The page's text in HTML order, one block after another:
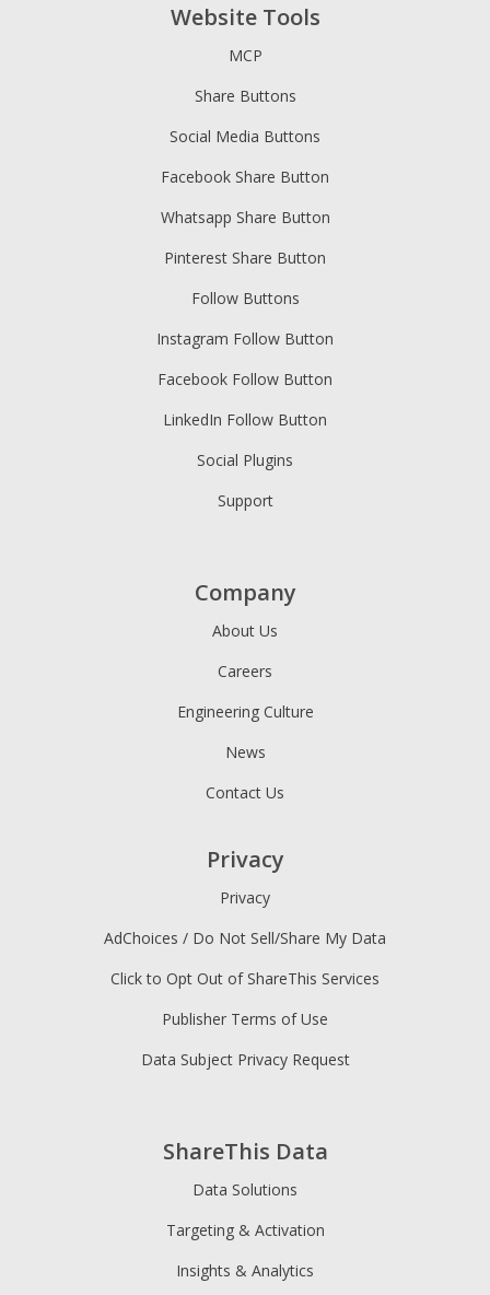
Website Tools
MCP
Share Buttons
Social Media Buttons
Facebook Share Button
Whatsapp Share Button
Pinterest Share Button
Follow Buttons
Instagram Follow Button
Facebook Follow Button
LinkedIn Follow Button
Social Plugins
Support
ShareThis Data
Data Solutions
Targeting & Activation
Insights & Analytics
Company
About Us
Careers
Engineering Culture
News
Contact Us
Privacy
Privacy
AdChoices / Do Not Sell/Share My Data
Click to Opt Out of ShareThis Services
Publisher Terms of Use
Data Subject Privacy Request